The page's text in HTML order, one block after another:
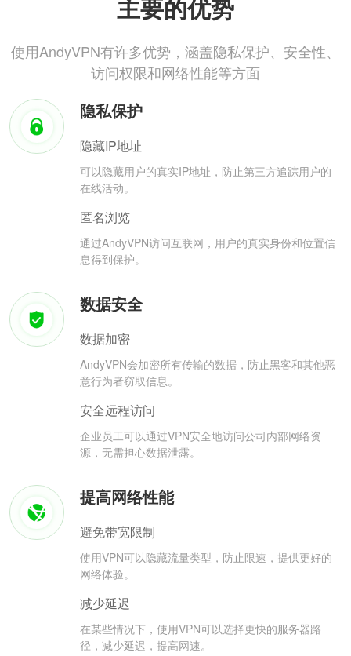
主要的优势
使用AndyVPN有许多优势，涵盖隐私保护、安全性、
访问权限和网络性能等方面
隐私保护
隐藏IP地址
可以隐藏用户的真实IP地址，防止第三方追踪用户的
在线活动。
匿名浏览
通过AndyVPN访问互联网，用户的真实身份和位置信
息得到保护。
数据安全
数据加密
AndyVPN会加密所有传输的数据，防止黑客和其他恶
意行为者窃取信息。
安全远程访问
企业员工可以通过VPN安全地访问公司内部网络资
源，无需担心数据泄露。
提高网络性能
避免带宽限制
使用VPN可以隐藏流量类型，防止限速，提供更好的
网络体验。
减少延迟
在某些情况下，使用VPN可以选择更快的服务器路
径，减少延迟，提高网速。